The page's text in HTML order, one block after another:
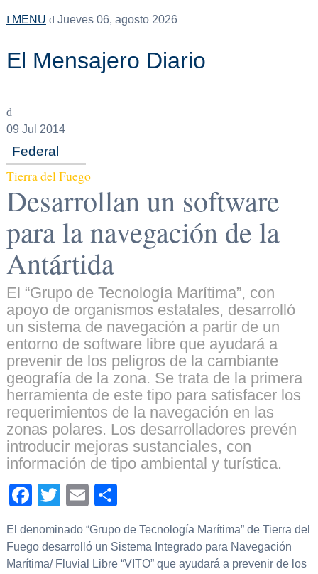
MENU Jueves 06, agosto 2026
El Mensajero Diario
09 Jul 2014
Federal
Tierra del Fuego
Desarrollan un software
para la navegación de la
Antártida
El “Grupo de Tecnología Marítima”, con
apoyo de organismos estatales, desarrolló
un sistema de navegación a partir de un
entorno de software libre que ayudará a
prevenir de los peligros de la cambiante
geografía de la zona. Se trata de la primera
herramienta de este tipo para satisfacer los
requerimientos de la navegación en las
zonas polares. Los desarrolladores prevén
introducir mejoras sustanciales, con
información de tipo ambiental y turística.
Facebook
TwitterEmail
El denominado “Grupo de Tecnología Marítima” de Tierra del
Fuego desarrolló un Sistema Integrado para Navegación
Marítima/ Fluvial Libre “VITO” que ayudará a prevenir de los